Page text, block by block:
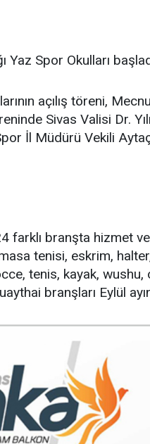
Yaz Spor Okulları
açılış töreni,
Sivas Valisi Dr.
İl Müdürü Vekili
farklı branşta hizmet
tenisi, eskrim,
tenis, kayak, wushu,
branşları Eylül